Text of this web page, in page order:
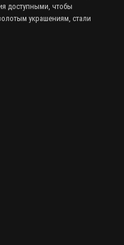
доступными, чтобы
украшениям, стали